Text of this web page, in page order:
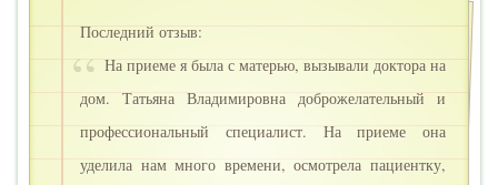
Последний отзыв:
На приеме я была с матерью, вызывали доктора на
дом. Татьяна Владимировна доброжелательный и
профессиональный специалист. На приеме она
уделила нам много времени, осмотрела пациентку,